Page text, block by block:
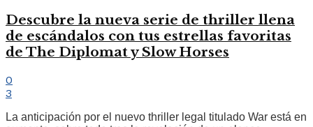
Descubre la nueva serie de thriller llena
de escándalos con tus estrellas favoritas
de The Diplomat y Slow Horses
0
3
La anticipación por el nuevo thriller legal titulado War está en